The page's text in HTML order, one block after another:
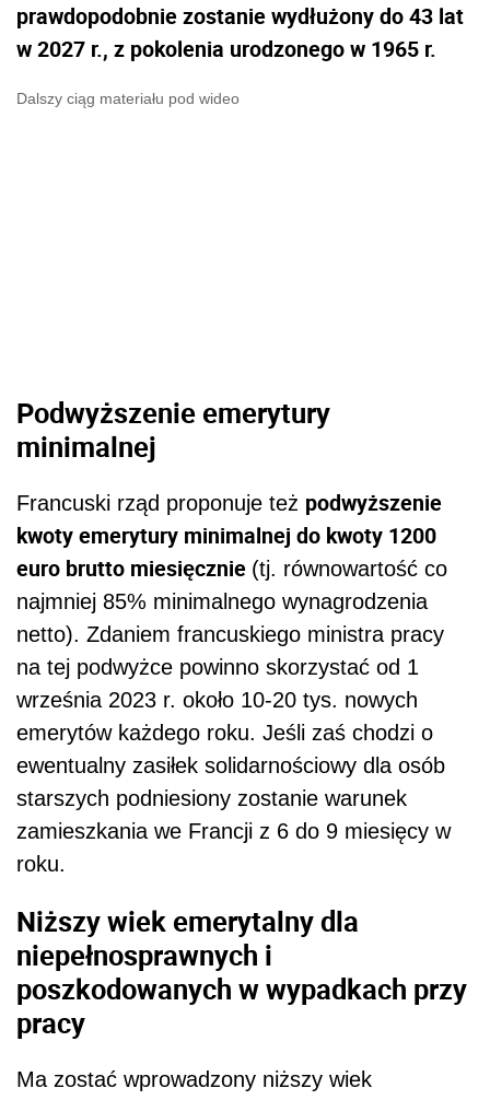
prawdopodobnie zostanie wydłużony do 43 lat
w 2027 r., z pokolenia urodzonego w 1965 r.
Dalszy ciąg materiału pod wideo
Podwyższenie emerytury
minimalnej
Francuski rząd proponuje też podwyższenie
kwoty emerytury minimalnej do kwoty 1200
euro brutto miesięcznie (tj. równowartość co
najmniej 85% minimalnego wynagrodzenia
netto). Zdaniem francuskiego ministra pracy
na tej podwyżce powinno skorzystać od 1
września 2023 r. około 10-20 tys. nowych
emerytów każdego roku. Jeśli zaś chodzi o
ewentualny zasiłek solidarnościowy dla osób
starszych podniesiony zostanie warunek
zamieszkania we Francji z 6 do 9 miesięcy w
roku.
Niższy wiek emerytalny dla
niepełnosprawnych i
poszkodowanych w wypadkach przy
pracy
Ma zostać wprowadzony niższy wiek